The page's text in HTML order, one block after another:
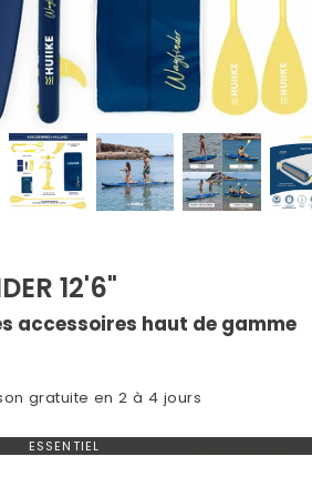
12'6"
accessoires haut de gamme
gratuite en 2 à 4 jours
ESSENTIEL
VARIANTE